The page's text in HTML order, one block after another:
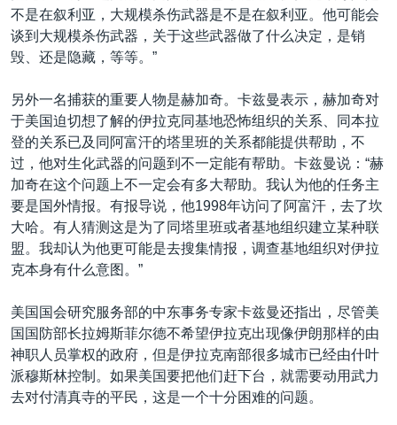
全球议题
环境
美国建国250周年
埃博拉疫情
美国之音专访
重要讲话与声明
台海两岸关系
南中国海争端
关注西藏
关注新疆
GEN Z 看美国
关注我们
其他语言网站
不是在叙利亚，大规模杀伤武器是不是在叙利亚。他可能会
谈到大规模杀伤武器，关于这些武器做了什么决定，是销
毁、还是隐藏，等等。”
另外一名捕获的重要人物是赫加奇。卡兹曼表示，赫加奇对
于美国迫切想了解的伊拉克同基地恐怖组织的关系、同本拉
登的关系已及同阿富汗的塔里班的关系都能提供帮助，不
过，他对生化武器的问题到不一定能有帮助。卡兹曼说：“赫
加奇在这个问题上不一定会有多大帮助。我认为他的任务主
要是国外情报。有报导说，他1998年访问了阿富汗，去了坎
大哈。有人猜测这是为了同塔里班或者基地组织建立某种联
盟。我却认为他更可能是去搜集情报，调查基地组织对伊拉
克本身有什么意图。”
美国国会研究服务部的中东事务专家卡兹曼还指出，尽管美
国国防部长拉姆斯菲尔德不希望伊拉克出现像伊朗那样的由
神职人员掌权的政府，但是伊拉克南部很多城市已经由什叶
派穆斯林控制。如果美国要把他们赶下台，就需要动用武力
去对付清真寺的平民，这是一个十分困难的问题。